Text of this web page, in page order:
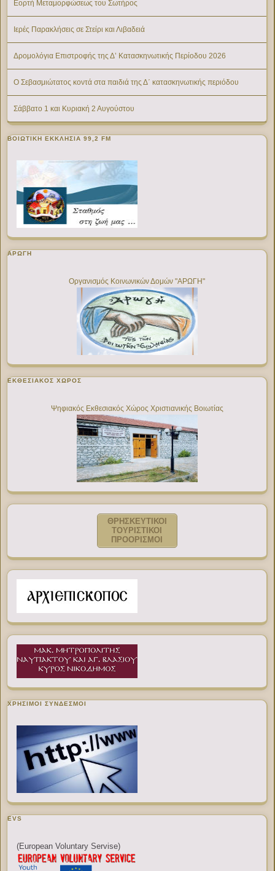
Εορτή Μεταμορφώσεως του Σωτήρος
Ιερές Παρακλήσεις σε Στείρι και Λιβαδειά
Δρομολόγια Επιστροφής της Δ’ Κατασκηνωτικής Περίοδου 2026
Ο Σεβασμιώτατος κοντά στα παιδιά της Δ΄ κατασκηνωτικής περιόδου
Σάββατο 1 και Κυριακή 2 Αυγούστου
ΒΟΙΩΤΙΚΉ ΕΚΚΛΗΣΊΑ 99,2 FM
ΑΡΩΓΗ
Οργανισμός Κοινωνικών Δομών "ΑΡΩΓΗ"
ΕΚΘΕΣΙΑΚΌΣ ΧΏΡΟΣ
Ψηφιακός Εκθεσιακός Χώρος Χριστιανικής Βοιωτίας
ΘΡΗΣΚΕΥΤΙΚΟΙ
ΤΟΥΡΙΣΤΙΚΟΙ
ΠΡΟΟΡΙΣΜΟΙ
ΧΡΉΣΙΜΟΙ ΣΎΝΔΕΣΜΟΙ
EVS
(European Voluntary Servise)